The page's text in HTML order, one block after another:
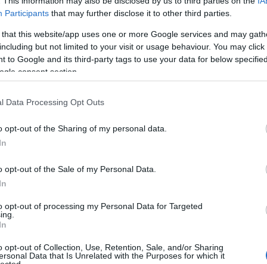
Participants that may further disclose it to other third parties.
that this website/app uses one or more Google services and may
but not limited to your visit or usage behaviour. You may
to Google and its third-party tags to use your data for below
consent section.
Data Processing Opt Outs
opt-out of the Sharing of my personal data.
opt-out of the Sale of my Personal Data.
opt-out of processing my Personal Data for Targeted
opt-out of Collection, Use, Retention, Sale, and/or Sharing
Data that Is Unrelated with the Purposes for which it
kiemelt és dicsért. Ez maximálisan visszaigazolja
Maga az előadás fogadtatása valóban
színházzal, mely Magyarországon még nagyon
„mesélte a tér”, így sokkal könnyebb volt
hihetetlen mennyiségű erőforrást
meg, a következő előadást már sokkal